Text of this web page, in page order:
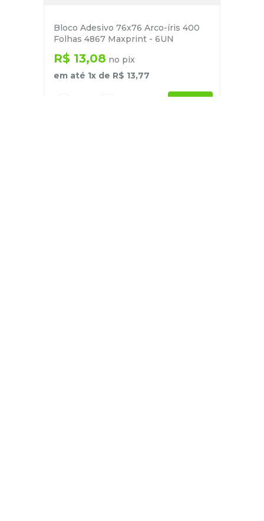
Bloco Adesivo 76x76 Arco-íris 400
Folhas 4867 Maxprint - 6UN
R$ 13,08 no pix
em até 1x de R$ 13,77